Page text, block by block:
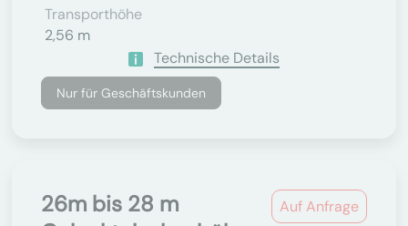
Transporthöhe
2,56 m
Technische Details
Nur für Geschäftskunden
Auf Anfrage
26m bis 28 m